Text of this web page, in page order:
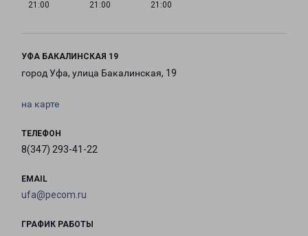
21:00
21:00
21:00
УФА БАКАЛИНСКАЯ 19
город Уфа, улица Бакалинская, 19
на карте
ТЕЛЕФОН
8(347) 293-41-22
EMAIL
ufa@pecom.ru
ГРАФИК РАБОТЫ